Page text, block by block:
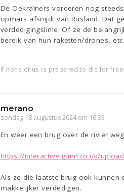
De Oekraïners vorderen nog
opmars afsnijdt van Rusland. Dat
verdedigingslinie. Of ze de
bereik van hun raketten/drones,
If none of us is prepared to die for
merano
zondag 18 augustus 2024 om 16:33
En weer een brug over de rivier
https://interactive.guim.co.uk/
Als ze die laatste brug ook kunnen
makkelijker verdedigen.